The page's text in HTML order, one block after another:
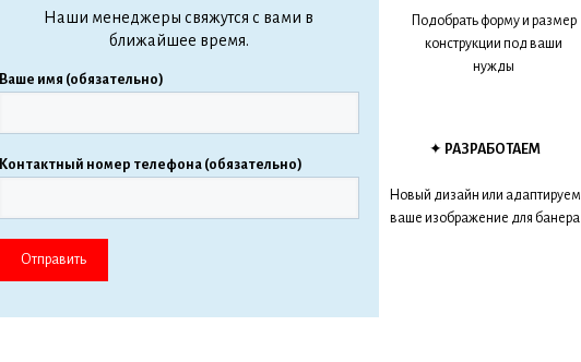
Наши менеджеры свяжутся с вами в
ближайшее время.
Ваше имя (обязательно)
Контактный номер телефона (обязательно)
Подобрать форму и размер
конструкции под ваши
нужды
✦ РАЗРАБОТАЕМ
Новый дизайн или адаптируем
ваше изображение для банера